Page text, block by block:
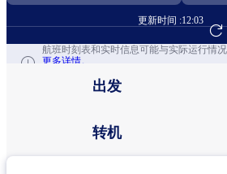
更新时间 :12:03
前往航班预订
航班时刻表和实时信息可能与实际运行情
更多详情。
出发
转机